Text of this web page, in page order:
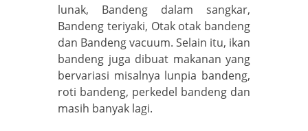
lunak, Bandeng dalam sangkar,
Bandeng teriyaki, Otak otak bandeng
dan Bandeng vacuum. Selain itu, ikan
bandeng juga dibuat makanan yang
bervariasi misalnya lunpia bandeng,
roti bandeng, perkedel bandeng dan
masih banyak lagi.